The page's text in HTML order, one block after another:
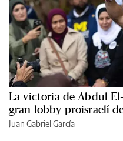
La victoria de Abdul
gran lobby proisraelí
Juan Gabriel García